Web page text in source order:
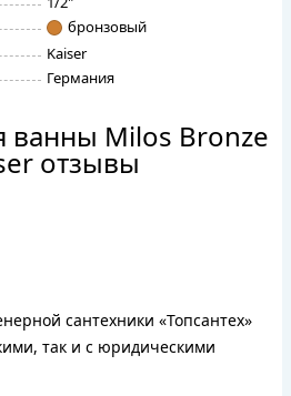
бронзовый
Kaiser
Германия
ванны Milos Bronze
отзывы
сантехники «Топсантех»
так и с юридическими